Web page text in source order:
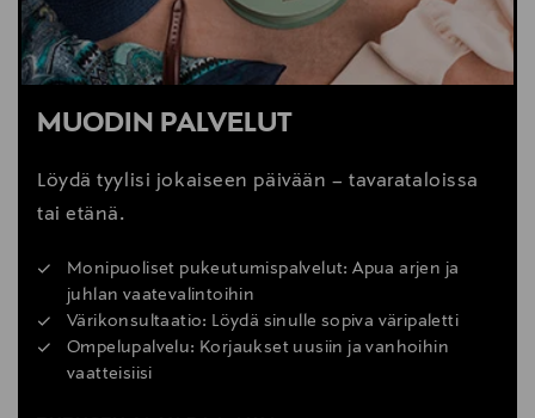
MUODIN PALVELUT
Löydä tyylisi jokaiseen päivään – tavarataloissa
tai etänä.
Monipuoliset pukeutumispalvelut: Apua arjen ja
juhlan vaatevalintoihin
Värikonsultaatio: Löydä sinulle sopiva väripaletti
Ompelupalvelu: Korjaukset uusiin ja vanhoihin
vaatteisiisi